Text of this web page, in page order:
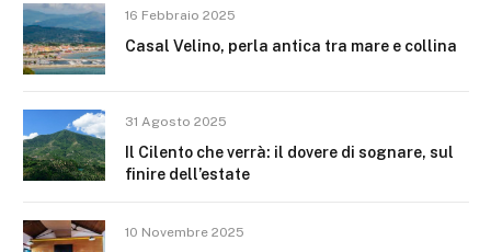
16 Febbraio 2025
Casal Velino, perla antica tra mare e collina
31 Agosto 2025
Il Cilento che verrà: il dovere di sognare, sul
finire dell’estate
10 Novembre 2025